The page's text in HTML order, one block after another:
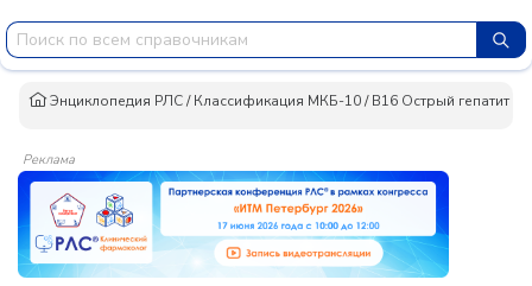
Энциклопедия РЛС/Классификация МКБ-10/B16 Острый гепатит B
Реклама